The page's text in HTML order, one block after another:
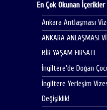
En Çok Okunan İçerikler
Ankara Antlaşması
ANKARA ANLAŞMASI
BİR YAŞAM FIRSATI
İngiltere’de Doğan
İngiltere Yerleşim
Değişiklik!